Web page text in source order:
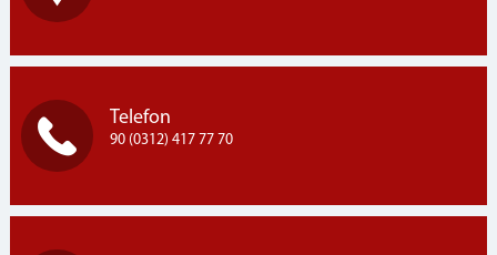
Telefon
90 (0312) 417 77 70